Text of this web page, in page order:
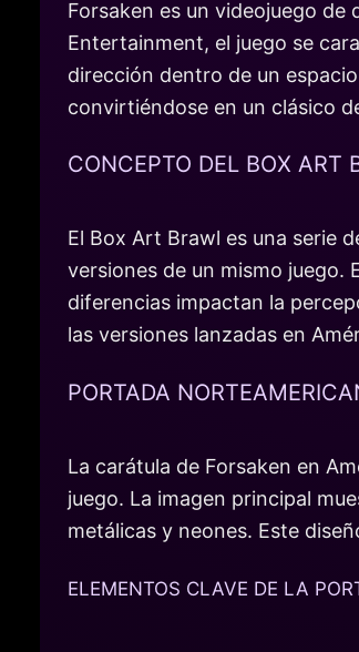
Forsaken es un videojuego
Entertainment, el juego se
dirección dentro de un
convirtiéndose en un clásico
CONCEPTO DEL BOX ART
El Box Art Brawl es una serie
versiones de un mismo juego.
diferencias impactan la
las versiones lanzadas en
PORTADA
La carátula de Forsaken en
juego. La imagen principal
metálicas y neones. Este
ELEMENTOS CLAVE DE LA